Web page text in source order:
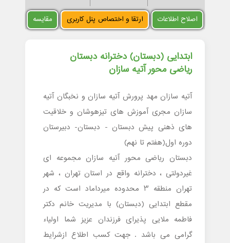
اصلاح اطلاعات ارتقا و اختصاص پنل کاربری مقایسه
ابتدایی (دبستان) دخترانه دبستان
ریاضی محور آتیه سازان
آتیه سازان مهد پرورش آتیه سازان و نخبگان آتیه
سازان مجری آموزش های تیزهوشان و خلاقیت
های ذهنی پیش دبستان - دبستان- دبیرستان
دوره اول(هفتم تا نهم)
دبستان ریاضی محور آتیه سازان مجموعه ای
غیردولتی ، دخترانه واقع در استان تهران ، شهر
تهران منطقه 3 محدوده میرداماد است که در
مقطع ابتدایی (دبستان) با مدیریت خانم دکتر
فاطمه ملایی پذیرای فرزندان عزیز شما اولیاء
گرامی می باشد . جهت کسب اطلاع ازشرایط